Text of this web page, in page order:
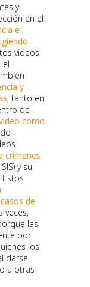
y
en el
e
videos
el
y
, tanto en
de
como
crímenes
y su
de
veces,
las
por
los
darse
a otras